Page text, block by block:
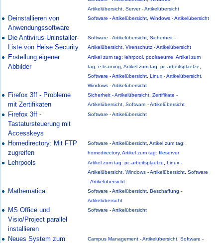
Artikelübersicht Server - Artikelübersicht
Deinstallieren von
Anwendungssoftware
Software - Artikelübersicht Windows - Artikelübersicht
Die Antivirus-Uninstaller-
Liste von Heise Security
Software - Artikelübersicht Sicherheit -
Artikelübersicht Virenschutz - Artikelübersicht
Erstellung eigener
Abbilder
Artikel zum tag: lehrpool poolraeume Artikel zum
tag: e-learning Artikel zum tag: pc-arbeitsplaetze
Software - Artikelübersicht Linux - Artikelübersicht
Windows - Artikelübersicht
Firefox 3ff - Probleme
mit Zertifikaten
Sicherheit - Artikelübersicht Zertifikate -
Artikelübersicht Software - Artikelübersicht
Firefox 3ff -
Tastatursteuerung mit
Accesskeys
Software - Artikelübersicht
Homedirectory: Mit FTP
zugreifen
Software - Artikelübersicht Artikel zum tag:
homedirectory, Artikel zum tag: fileserver
Lehrpools Artikel zum tag: pc-arbeitsplaetze
Linux -
Artikelübersicht Windows - Artikelübersicht Software
- Artikelübersicht
Mathematica Software - Artikelübersicht Beschaffung -
Artikelübersicht
MS Office und
Visio/Project parallel
installieren
Software - Artikelübersicht
Neues System zum
Campus Management - Artikelübersicht Software -